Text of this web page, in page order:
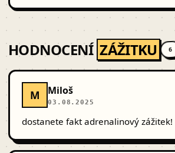
Hodně! Únikové hry, workshopy tvorby
bootcampy děláme pro týmy, včetně
customizace.
HODNOCENÍ ZÁŽITKU 6
M Miloš
03.08.2025
dostanete fakt adrenalinový zážitek!